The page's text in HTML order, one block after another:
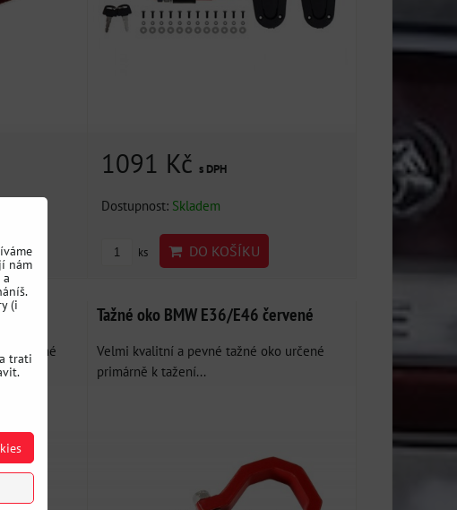
1091 Kčs DPH
Dostupnost: Skladem
ks DO KOŠÍKU
určené
Tažné oko BMW E36/E46 červené
Velmi kvalitní a pevné tažné oko určené
primárně k tažení...
nám
(i
trati